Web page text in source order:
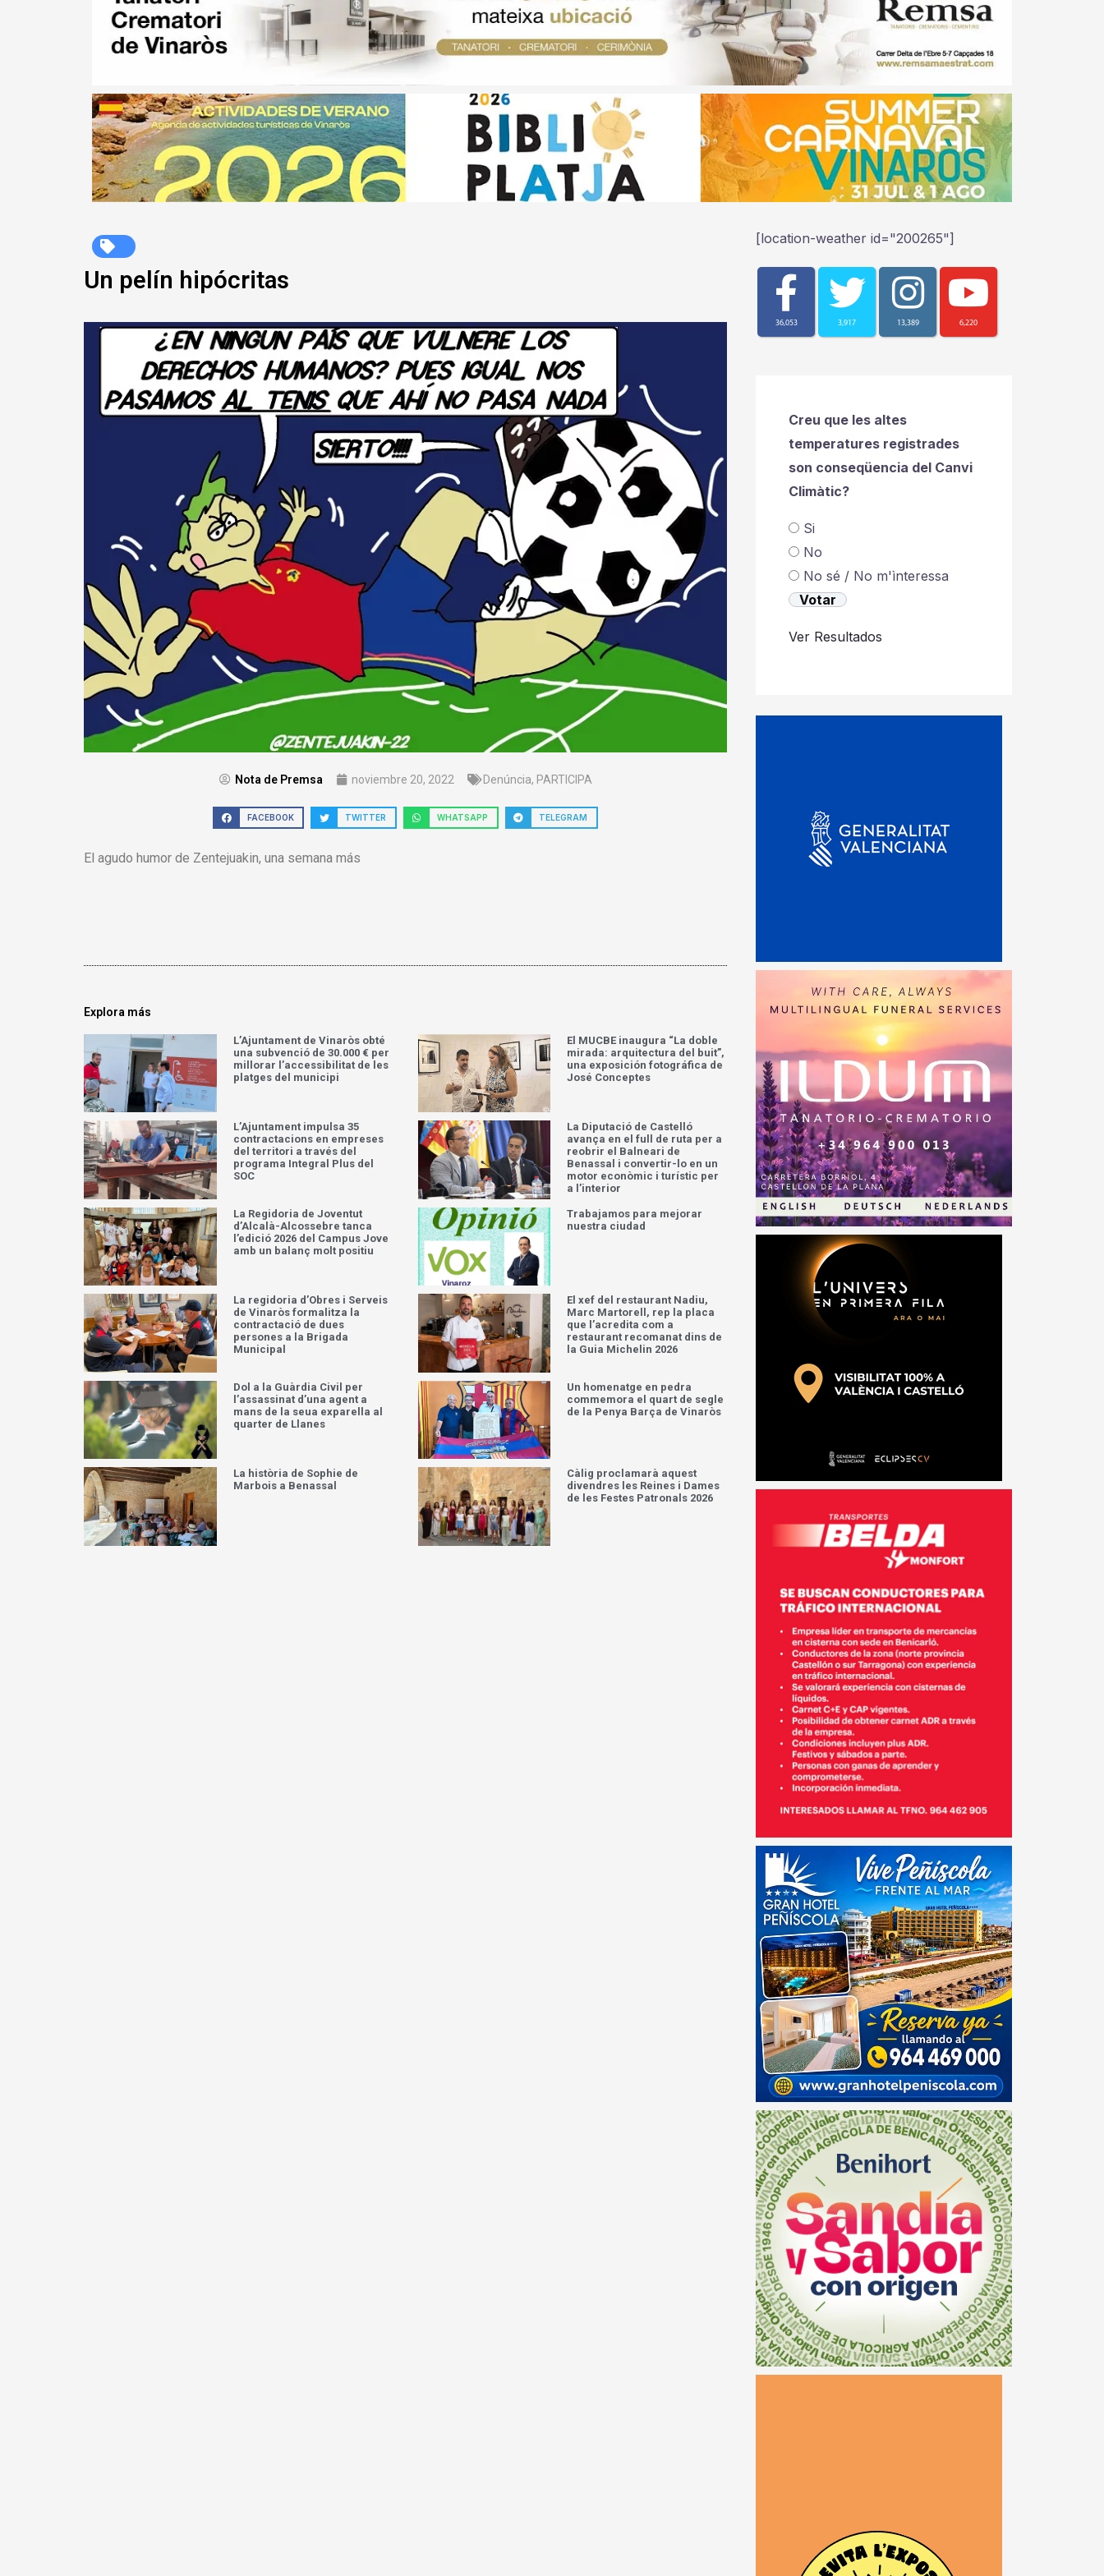
Un pelín hipócritas
Nota de Premsa noviembre 20, 2022 Denúncia, PARTICIPA
FACEBOOK TWITTER WHATSAPP TELEGRAM
El agudo humor de Zentejuakin, una semana más
Explora más
L’Ajuntament de Vinaròs obté
una subvenció de 30.000 € per
millorar l’accessibilitat de les
platges del municipi
El MUCBE inaugura “La doble
mirada: arquitectura del buit”,
una exposición fotográfica de
José Conceptes
L’Ajuntament impulsa 35
contractacions en empreses
del territori a través del
programa Integral Plus del
SOC
La Diputació de Castelló
avança en el full de ruta per a
reobrir el Balneari de
Benassal i convertir-lo en un
motor econòmic i turístic per
a l’interior
La Regidoria de Joventut
d’Alcalà-Alcossebre tanca
l’edició 2026 del Campus Jove
amb un balanç molt positiu
Trabajamos para mejorar
nuestra ciudad
La regidoria d’Obres i Serveis
de Vinaròs formalitza la
contractació de dues
persones a la Brigada
Municipal
El xef del restaurant Nadiu,
Marc Martorell, rep la placa
que l’acredita com a
restaurant recomanat dins de
la Guia Michelin 2026
Dol a la Guàrdia Civil per
l’assassinat d’una agent a
mans de la seua exparella al
quarter de Llanes
Un homenatge en pedra
commemora el quart de segle
de la Penya Barça de Vinaròs
La història de Sophie de
Marbois a Benassal
Càlig proclamarà aquest
divendres les Reines i Dames
de les Festes Patronals 2026
[location-weather id="200265"]
36,053 3,917 13,389 6,220
Creu que les altes
temperatures registrades
son conseqüencia del Canvi
Climàtic?
Si
No
No sé / No m'ìnteressa
Ver Resultados